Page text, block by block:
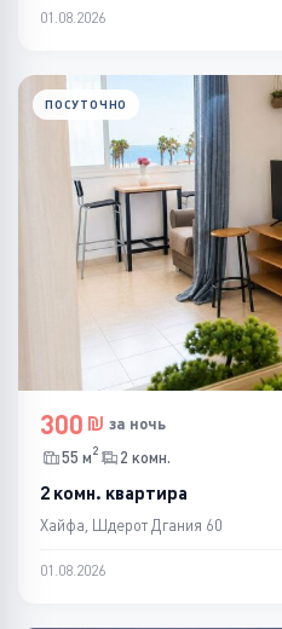
01.08.2026
ПОСУТОЧНО
300
за ночь
55 м2 2 комн.
2 комн. квартира
Хайфа, Шдерот Дгания 60
01.08.2026